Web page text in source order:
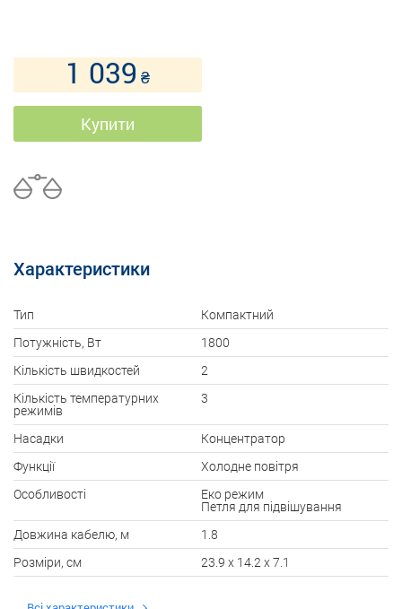
1 039 ₴
Купити
Характеристики
Тип
Компактний
Потужність, Вт
1800
Кількість швидкостей
2
Кількість температурних
режимів
3
Насадки
Концентратор
Функції
Холодне повітря
Особливості
Еко режим
Петля для підвішування
Довжина кабелю, м
1.8
Розміри, см
23.9 x 14.2 x 7.1